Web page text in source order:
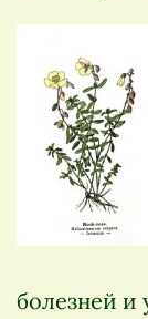
болезней и